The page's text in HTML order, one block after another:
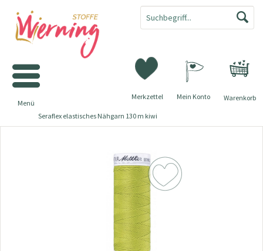
Warenkorb
Merkzettel Mein Konto
Menü
Seraflex elastisches Nähgarn 130 m kiwi